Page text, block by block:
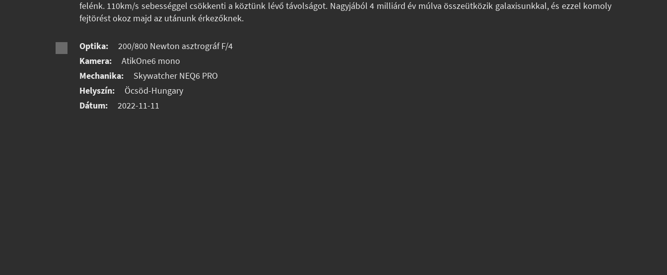
felénk. 110km/s sebességgel csökkenti a köztünk lévő távolságot. Nagyjából 4 milliárd év múlva összeütközik galaxisunkkal, és ezzel komoly
fejtörést okoz majd az utánunk érkezőknek.
Optika:
200/800 Newton asztrográf F/4
Kamera:
AtikOne6 mono
Mechanika:
Skywatcher NEQ6 PRO
Helyszín:
Öcsöd-Hungary
Dátum:
2022-11-11